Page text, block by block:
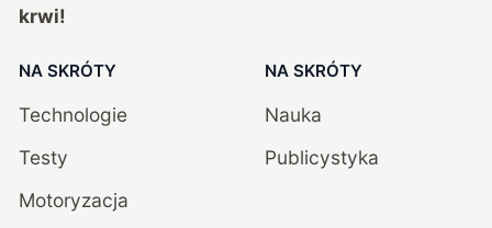
krwi!
NA SKRÓTY
Technologie
Testy
Motoryzacja
NA SKRÓTY
Nauka
Publicystyka